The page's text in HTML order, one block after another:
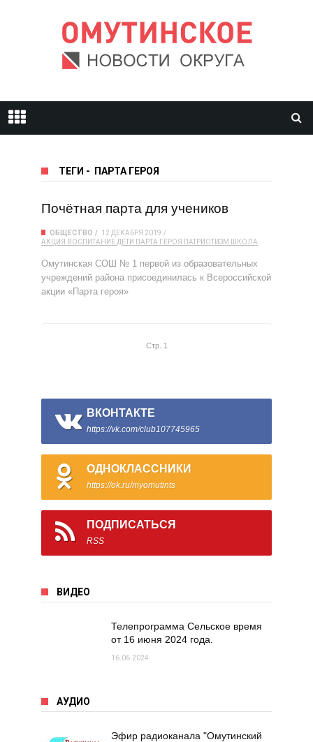
ТЕГИ - ПАРТА ГЕРОЯ
Почётная парта для учеников
ОБЩЕСТВО
12 ДЕКАБРЯ 2019
АКЦИЯ ВОСПИТАНИЕ ДЕТИ ПАРТА ГЕРОЯ ПАТРИОТИЗМ ШКОЛА
Омутинская СОШ № 1 первой из образовательных
учреждений района присоединилась к Всероссийской
акции «Парта героя»
Стр. 1
ВКОНТАКТЕ
https://vk.com/club107745965
ОДНОКЛАССНИКИ
https://ok.ru/myomutints
ПОДПИСАТЬСЯ
RSS
ВИДЕО
Телепрограмма Сельское время
от 16 июня 2024 года.
16.06.2024
АУДИО
Эфир радиоканала "Омутинский